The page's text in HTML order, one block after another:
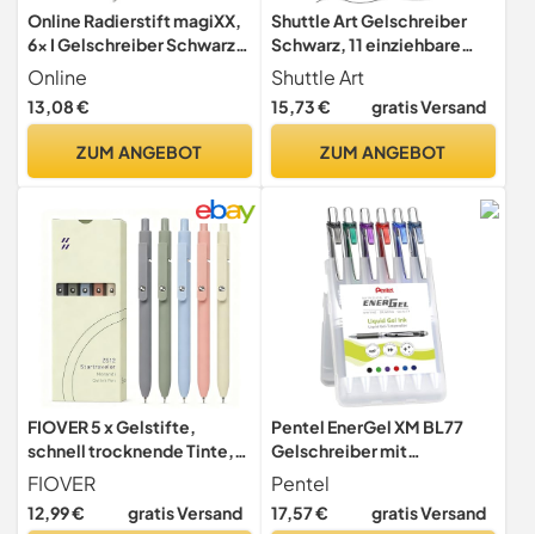
Online Radierstift magiXX,
6x I Gelschreiber Schwarz
mit 0,7mm Strichstärke I
Tintenroller radierbar zum
Schreibenlernen & Büro, I
Radierbarer Kugelschreiber
Online
13,08 €
ZUM ANGEBOT
Shuttle Art Gelschreiber
Schwarz, 11 einziehbare
Gelstifte, 0,5 mm feine
Spitze, Gel Kugelschreiber
für Schreiben,
Notieren, für Schule, Büro,
Shuttle Art
15,73 € gratis Versand
ZUM ANGEBOT
FIOVER 5 x Gelstifte,
schnell trocknende Tinte,
feine Spitze, Premium-
Gelstifte, schwarze Tinte,
glattes Schreiben für
FIOVER
12,99 € gratis Versand
Pentel EnerGel XM BL77
Gelschreiber mit
Druckmechanik, (6 Stück -
farblich sortiert)
Pentel
17,57 € gratis Versand